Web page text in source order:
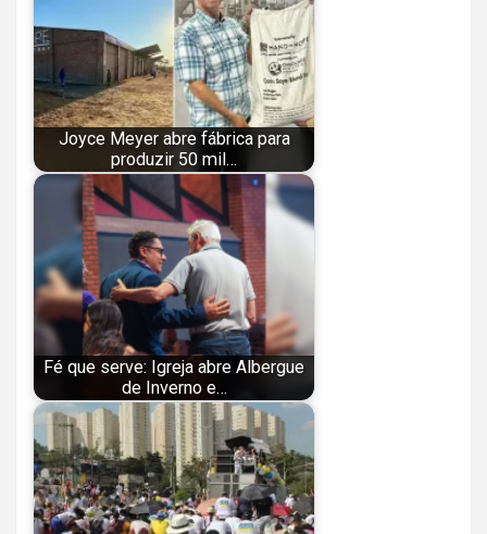
Joyce Meyer abre fábrica para
produzir 50 mil…
Fé que serve: Igreja abre Albergue
de Inverno e…